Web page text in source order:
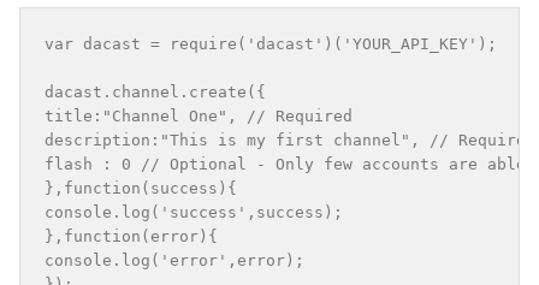
var dacast = require('dacast')('YOUR_API_KEY');
dacast.channel.create({
title:"Channel One", // Required
description:"This is my first channel", // Required
flash : 0 // Optional - Only few accounts are
},function(success){
console.log('success',success);
},function(error){
console.log('error',error);